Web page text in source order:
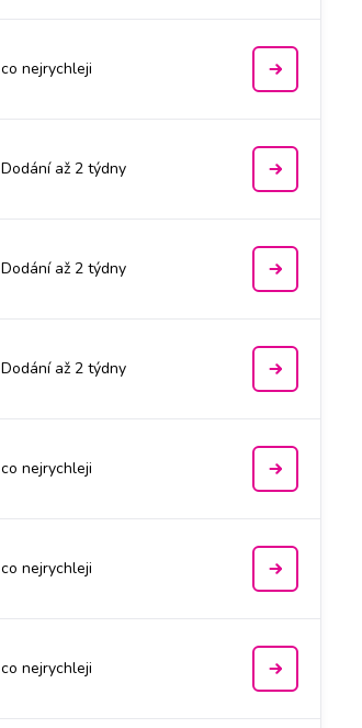
co nejrychleji
Dodání až 2 týdny
Dodání až 2 týdny
Dodání až 2 týdny
co nejrychleji
co nejrychleji
co nejrychleji